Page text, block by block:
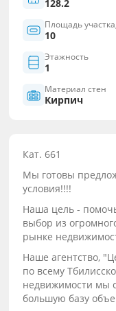
128.2
Площадь
10
Этажность
1
Материал стен
Кирпич
Кат. 661
Мы готовы
условия!!!!
Наша цель -
выбор из
рынке
Наше агентство,
по всему
недвижимости мы
большую базу